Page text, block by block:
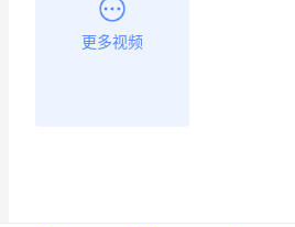
更多视频